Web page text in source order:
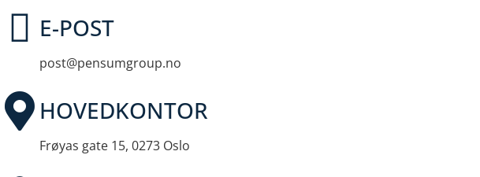
E-POST
post@pensumgroup.no
HOVEDKONTOR
Frøyas gate 15, 0273 Oslo